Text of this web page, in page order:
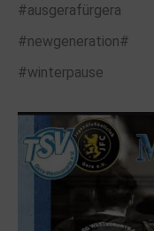
#ausgerafürgera
#newgeneration#
#winterpause